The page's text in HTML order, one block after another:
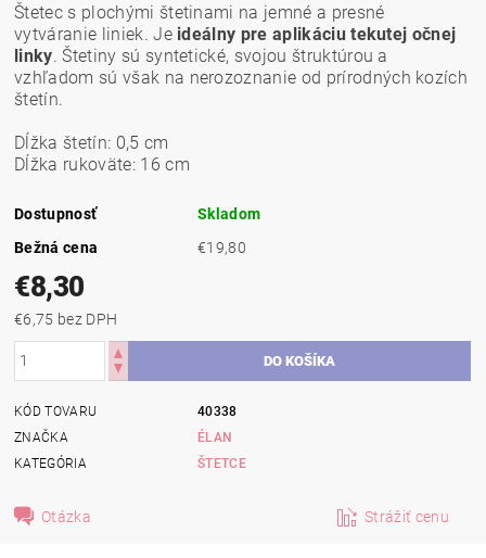
Štetec s plochými štetinami na jemné a presné
vytváranie liniek. Je ideálny pre aplikáciu tekutej očnej
linky. Štetiny sú syntetické, svojou štruktúrou a
vzhľadom sú však na nerozoznanie od prírodných kozích
štetín.
Dĺžka štetín: 0,5 cm
Dĺžka rukoväte: 16 cm
Dostupnosť
Skladom
Bežná cena
€19,80
€8,30
€6,75 bez DPH
KÓD TOVARU
40338
ZNAČKA
ÉLAN
KATEGÓRIA
ŠTETCE
Otázka Strážiť cenu